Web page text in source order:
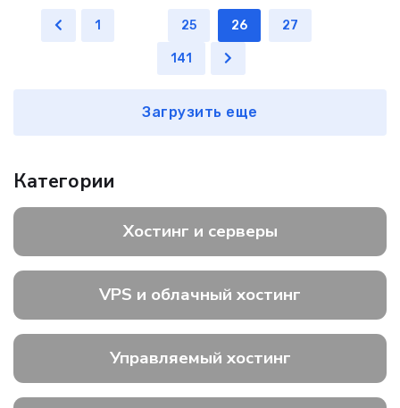
1 25 26 27
141
Загрузить еще
Категории
Хостинг и серверы
VPS и облачный хостинг
Управляемый хостинг